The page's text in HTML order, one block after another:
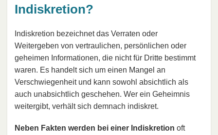
Indiskretion?
Indiskretion bezeichnet das Verraten oder
Weitergeben von vertraulichen, persönlichen oder
geheimen Informationen, die nicht für Dritte bestimmt
waren. Es handelt sich um einen Mangel an
Verschwiegenheit und kann sowohl absichtlich als
auch unabsichtlich geschehen. Wer ein Geheimnis
weitergibt, verhält sich demnach indiskret.
Neben Fakten werden bei einer Indiskretion oft